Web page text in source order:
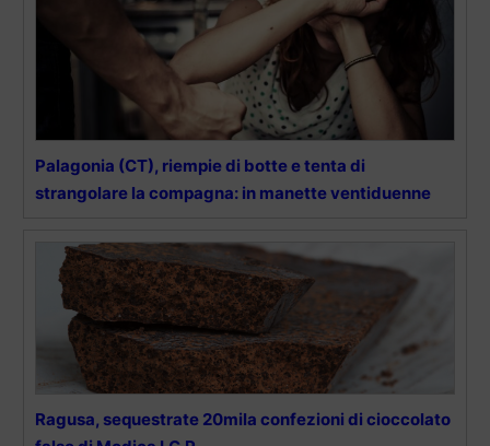
Palagonia (CT), riempie di botte e tenta di
strangolare la compagna: in manette ventiduenne
Ragusa, sequestrate 20mila confezioni di cioccolato